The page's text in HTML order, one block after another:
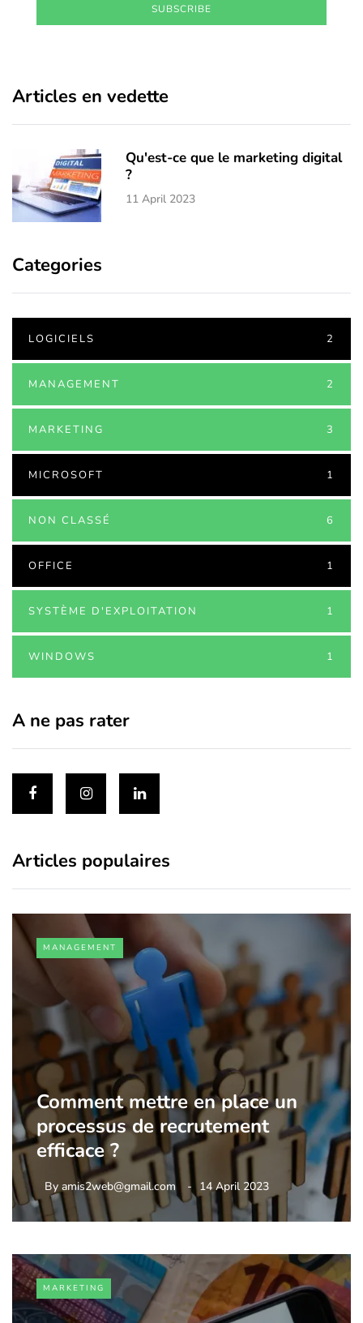
SUBSCRIBE
Articles en vedette
Qu'est-ce que le marketing digital
?
11 April 2023
Categories
LOGICIELS 2
MANAGEMENT 2
MARKETING 3
MICROSOFT 1
NON CLASSÉ 6
OFFICE 1
SYSTÈME D'EXPLOITATION 1
WINDOWS 1
A ne pas rater
Articles populaires
MANAGEMENT
Comment mettre en place un
processus de recrutement
efficace ?
By amis2web@gmail.com 14 April 2023
MARKETING